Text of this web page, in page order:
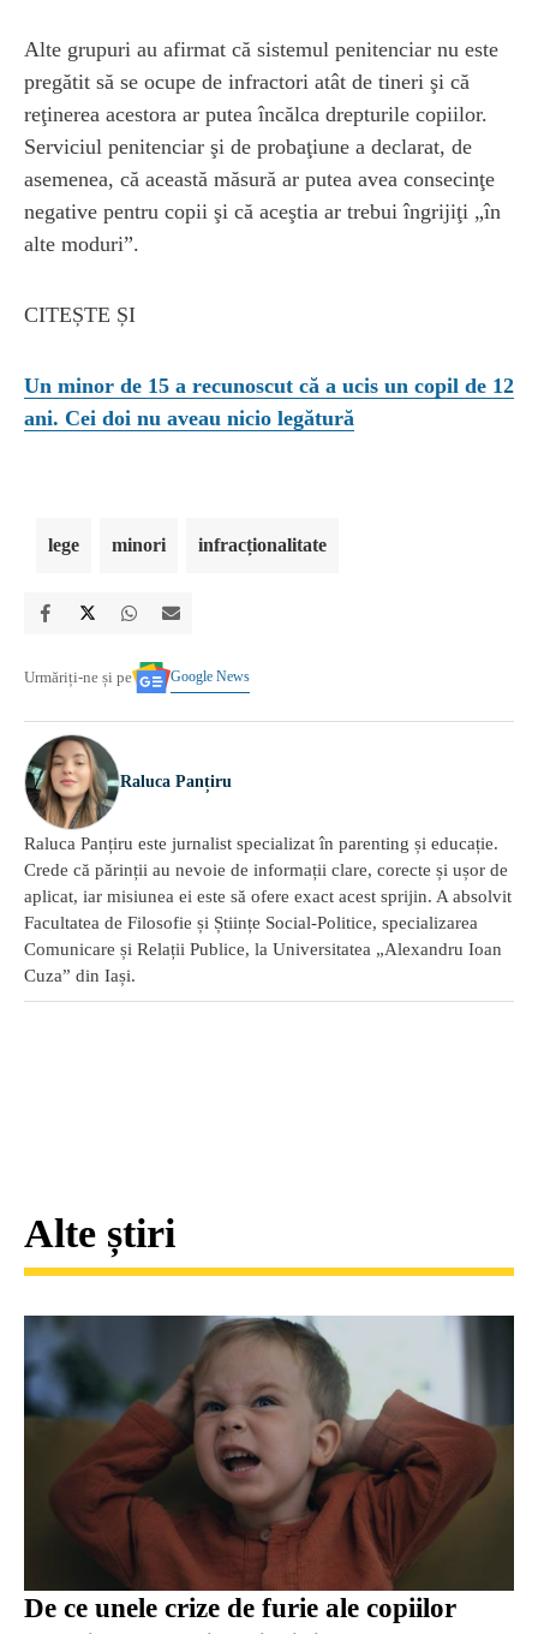
Alte grupuri au afirmat că sistemul penitenciar nu este
pregătit să se ocupe de infractori atât de tineri şi că
reţinerea acestora ar putea încălca drepturile copiilor.
Serviciul penitenciar şi de probaţiune a declarat, de
asemenea, că această măsură ar putea avea consecinţe
negative pentru copii şi că aceştia ar trebui îngrijiţi „în
alte moduri”.
CITEȘTE ȘI
Un minor de 15 a recunoscut că a ucis un copil de 12
ani. Cei doi nu aveau nicio legătură
lege minori infracționalitate
Urmăriți-ne și pe Google News
Raluca Panțiru
Raluca Panțiru este jurnalist specializat în parenting și educație.
Crede că părinții au nevoie de informații clare, corecte și ușor de
aplicat, iar misiunea ei este să ofere exact acest sprijin. A absolvit
Facultatea de Filosofie și Științe Social-Politice, specializarea
Comunicare și Relații Publice, la Universitatea „Alexandru Ioan
Cuza” din Iași.
Alte știri
De ce unele crize de furie ale copiilor